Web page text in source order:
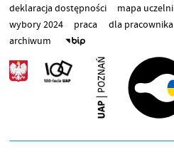
Przejdź do treści
deklaracja dostępności mapa uczelni
wybory 2024
praca dla pracownika
archiwum